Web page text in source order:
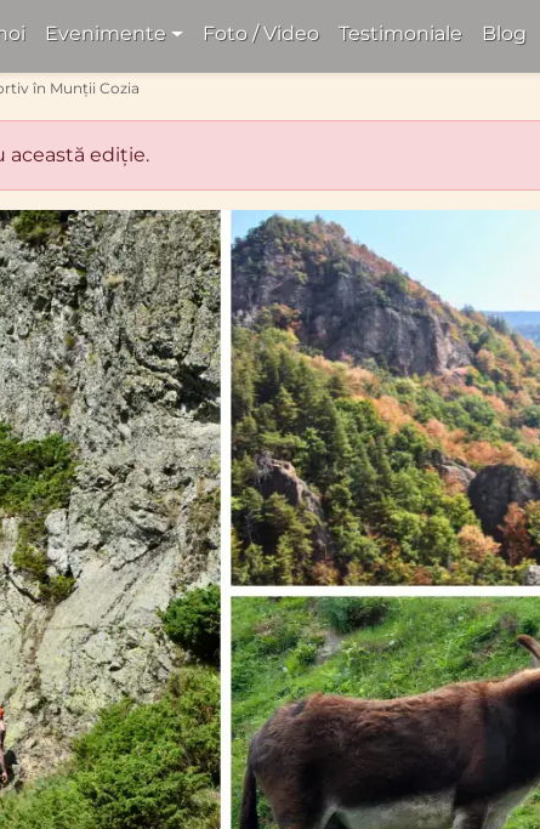
Evenimente Foto / Video Testimoniale Blog
în Munții Cozia
această ediție.